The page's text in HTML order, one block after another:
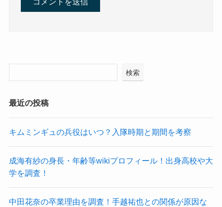
検索
最近の投稿
キムミンギュの兵役はいつ？入隊時期と期間を考察
成海有紗の身長・年齢等wikiプロフィール！出身高校や大
学を調査！
中田花奈の卒業理由を調査！手越祐也との関係が原因な